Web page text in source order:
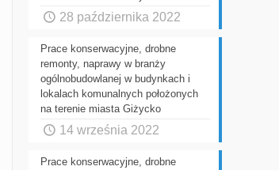
28 października 2022
Prace konserwacyjne, drobne
remonty, naprawy w branży
ogólnobudowlanej w budynkach i
lokalach komunalnych położonych
na terenie miasta Giżycko
14 września 2022
Prace konserwacyjne, drobne